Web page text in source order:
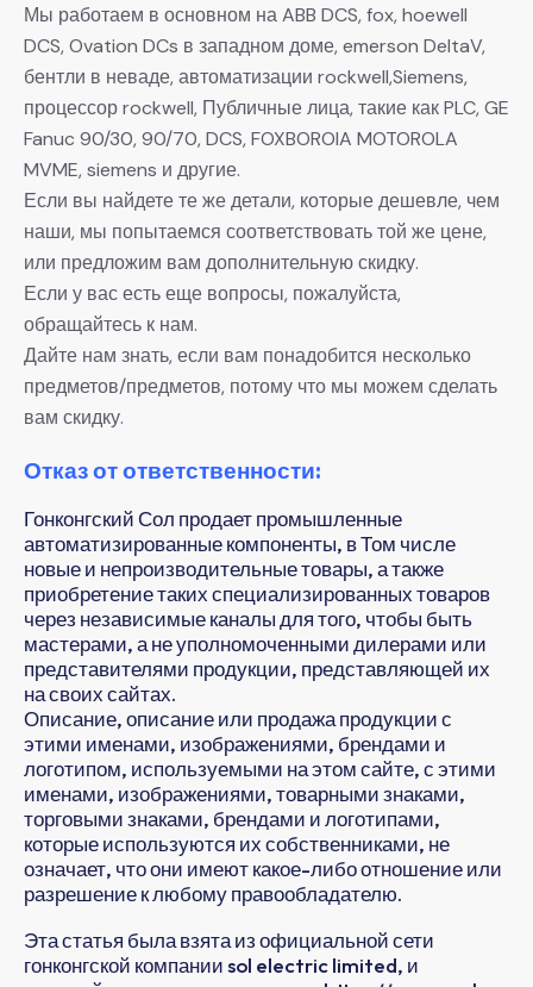
Мы работаем в основном на ABB DCS, fox, hoewell
DCS, Ovation DCs в западном доме, emerson DeltaV,
бентли в неваде, автоматизации rockwell,Siemens,
процессор rockwell, Публичные лица, такие как PLC, GE
Fanuc 90/30, 90/70, DCS, FOXBOROIA MOTOROLA
MVME, siemens и другие.
Если вы найдете те же детали, которые дешевле, чем
наши, мы попытаемся соответствовать той же цене,
или предложим вам дополнительную скидку.
Если у вас есть еще вопросы, пожалуйста,
обращайтесь к нам.
Дайте нам знать, если вам понадобится несколько
предметов/предметов, потому что мы можем сделать
вам скидку.
Отказ от ответственности:
Гонконгский Сол продает промышленные
автоматизированные компоненты, в Том числе
новые и непроизводительные товары, а также
приобретение таких специализированных товаров
через независимые каналы для того, чтобы быть
мастерами, а не уполномоченными дилерами или
представителями продукции, представляющей их
на своих сайтах.
Описание, описание или продажа продукции с
этими именами, изображениями, брендами и
логотипом, используемыми на этом сайте, с этими
именами, изображениями, товарными знаками,
торговыми знаками, брендами и логотипами,
которые используются их собственниками, не
означает, что они имеют какое-либо отношение или
разрешение к любому правообладателю.
Эта статья была взята из официальной сети
гонконгской компании sol electric limited, и